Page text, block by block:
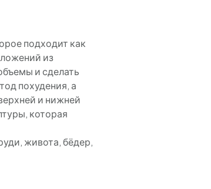
подходит как
из
и сделать
похудения, а
и нижней
которая
живота, бёдер,